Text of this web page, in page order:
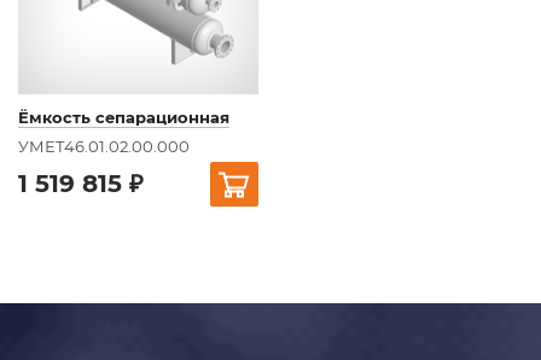
Ёмкость сепарационная
УМЕТ46.01.02.00.000
1 519 815 ₽